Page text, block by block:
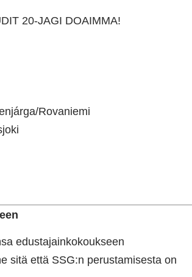
20-JAGI DOAIMMA!
Rovaniemi
edustajainkokoukseen
sitä että SSG:n perustamisesta on